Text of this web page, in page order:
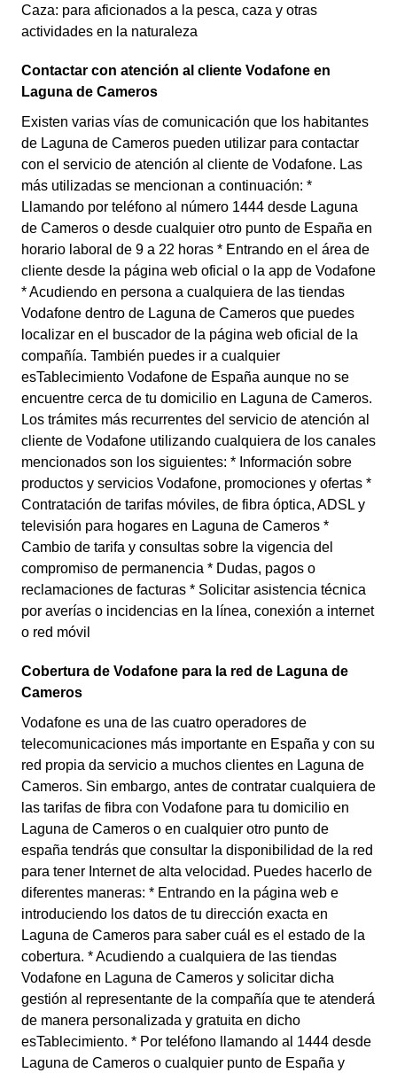
Caza: para aficionados a la pesca, caza y otras
actividades en la naturaleza
Contactar con atención al cliente Vodafone en
Laguna de Cameros
Existen varias vías de comunicación que los habitantes
de Laguna de Cameros pueden utilizar para contactar
con el servicio de atención al cliente de Vodafone. Las
más utilizadas se mencionan a continuación: *
Llamando por teléfono al número 1444 desde Laguna
de Cameros o desde cualquier otro punto de España en
horario laboral de 9 a 22 horas * Entrando en el área de
cliente desde la página web oficial o la app de Vodafone
* Acudiendo en persona a cualquiera de las tiendas
Vodafone dentro de Laguna de Cameros que puedes
localizar en el buscador de la página web oficial de la
compañía. También puedes ir a cualquier
esTablecimiento Vodafone de España aunque no se
encuentre cerca de tu domicilio en Laguna de Cameros.
Los trámites más recurrentes del servicio de atención al
cliente de Vodafone utilizando cualquiera de los canales
mencionados son los siguientes: * Información sobre
productos y servicios Vodafone, promociones y ofertas *
Contratación de tarifas móviles, de fibra óptica, ADSL y
televisión para hogares en Laguna de Cameros *
Cambio de tarifa y consultas sobre la vigencia del
compromiso de permanencia * Dudas, pagos o
reclamaciones de facturas * Solicitar asistencia técnica
por averías o incidencias en la línea, conexión a internet
o red móvil
Cobertura de Vodafone para la red de Laguna de
Cameros
Vodafone es una de las cuatro operadores de
telecomunicaciones más importante en España y con su
red propia da servicio a muchos clientes en Laguna de
Cameros. Sin embargo, antes de contratar cualquiera de
las tarifas de fibra con Vodafone para tu domicilio en
Laguna de Cameros o en cualquier otro punto de
españa tendrás que consultar la disponibilidad de la red
para tener Internet de alta velocidad. Puedes hacerlo de
diferentes maneras: * Entrando en la página web e
introduciendo los datos de tu dirección exacta en
Laguna de Cameros para saber cuál es el estado de la
cobertura. * Acudiendo a cualquiera de las tiendas
Vodafone en Laguna de Cameros y solicitar dicha
gestión al representante de la compañía que te atenderá
de manera personalizada y gratuita en dicho
esTablecimiento. * Por teléfono llamando al 1444 desde
Laguna de Cameros o cualquier punto de España y